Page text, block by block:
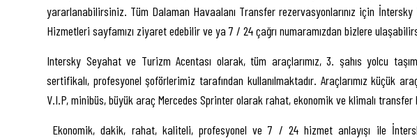
yararlanabilirsiniz. Tüm Dalaman Havaalanı Transfer rezervasyonlarınız için
Hizmetleri sayfamızı ziyaret edebilir ve ya 7 / 24 çağrı numaramızdan bizlere
Intersky Seyahat ve Turizm Acentası olarak, tüm araçlarımız, 3. şahıs yolcu
sertifikalı, profesyonel şoförlerimiz tarafından kullanılmaktadır. Araçlarımız küçük
V.I.P, minibüs, büyük araç Mercedes Sprinter olarak rahat, ekonomik ve klimalı
Ekonomik, dakik, rahat, kaliteli, profesyonel ve 7 / 24 hizmet anlayışı ile